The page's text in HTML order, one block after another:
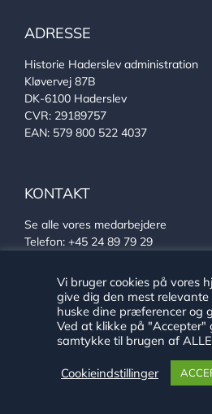
ADRESSE
Historie Haderslev administration
Kløvervej 87B
DK-6100 Haderslev
CVR: 29189757
EAN: 579 800 522 4037
KONTAKT
Se alle vores medarbejdere
Telefon: +45 24 89 79 29
Find os på Facebook
Find os på Instagram
Vi bruger cookies på vores
give dig den mest
huske dine præferencer og
Ved at klikke på "Accepter"
samtykke til brugen af
Cookieindstillinger